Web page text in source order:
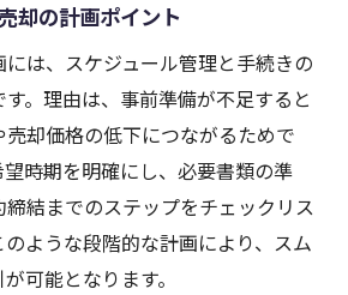
業者の一覧で相場比較のコツ
した売却タイミングの見極め
するための準備と注意点
に必要な書類と準備方法
意したい不動産売却のポイント
業者とのトラブル回避術
取引を目指すための心構え
却の計画ポイント
は、スケジュール管理と手続きの
。理由は、事前準備が不足すると
却価格の低下につながるためで
時期を明確にし、必要書類の準
結までのステップをチェックリス
のような段階的な計画により、スム
可能となります。